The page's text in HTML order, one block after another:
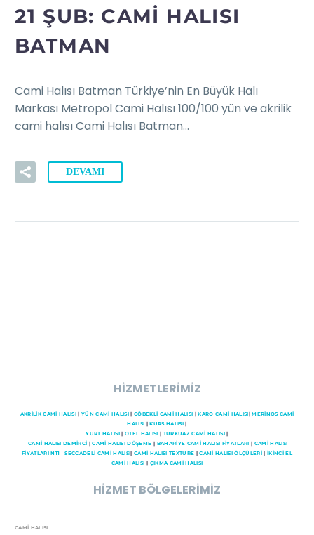
21 ŞUB: CAMI HALISI
BATMAN
Cami Halısı Batman Türkiye’nin En Büyük Halı
Markası Metropol Cami Halısı 100/100 yün ve akrilik
cami halısı Cami Halısı Batman…
DEVAMI
HİZMETLERİMİZ
AKRİLİK CAMİ HALISI| YÜN CAMİ HALISI| GÖBEKLİ CAMİ HALISI |KARO CAMİ HALISI|MERİNOS CAMİ
HALISI |KURS HALISI |
YURT HALISI| OTEL HALISI | TURKUAZ CAMİ HALISI |
CAMI HALISI DEMİRCİ |CAMİ HALISI DÖŞEME | BAHARİYE CAMİ HALISI FİYATLARI | CAMİ HALISI
FİYATLARI N11
SECCADELI CAMI HALISI| CAMİ HALISI TEXTURE |CAMİ HALISI ÖLÇÜLERİ |İKİNCİ EL
CAMİ HALISI | ÇIKMA CAMİ HALISI
HİZMET BÖLGELERİMİZ
CAMİ HALISI